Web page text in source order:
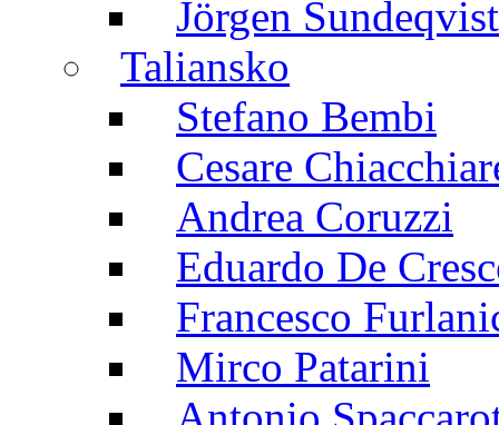
Jörgen Sundeqvist
Taliansko
Stefano Bembi
Cesare
Andrea Coruzzi
Eduardo De
Francesco
Mirco Patarini